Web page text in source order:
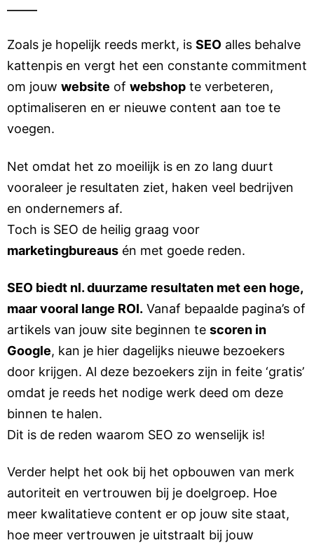
Zoals je hopelijk reeds merkt, is SEO alles behalve
kattenpis en vergt het een constante commitment
om jouw website of webshop te verbeteren,
optimaliseren en er nieuwe content aan toe te
voegen.
Net omdat het zo moeilijk is en zo lang duurt
vooraleer je resultaten ziet, haken veel bedrijven
en ondernemers af.
Toch is SEO de heilig graag voor
marketingbureaus én met goede reden.
SEO biedt nl. duurzame resultaten met een hoge,
maar vooral lange ROI. Vanaf bepaalde pagina’s of
artikels van jouw site beginnen te scoren in
Google, kan je hier dagelijks nieuwe bezoekers
door krijgen. Al deze bezoekers zijn in feite ‘gratis’
omdat je reeds het nodige werk deed om deze
binnen te halen.
Dit is de reden waarom SEO zo wenselijk is!
Verder helpt het ook bij het opbouwen van merk
autoriteit en vertrouwen bij je doelgroep. Hoe
meer kwalitatieve content er op jouw site staat,
hoe meer vertrouwen je uitstraalt bij jouw